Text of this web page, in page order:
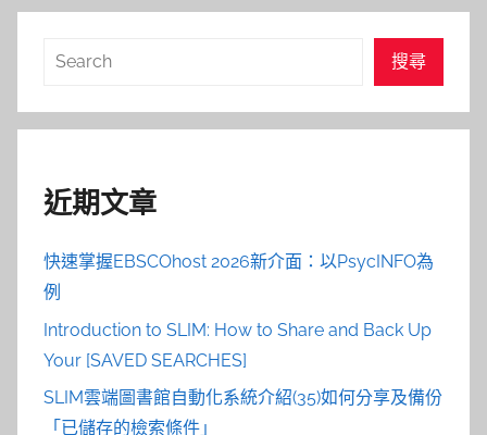
搜
搜尋
近期文章
快速掌握EBSCOhost 2026新介面：以PsycINFO為
例
Introduction to SLIM: How to Share and Back Up
Your [SAVED SEARCHES]
SLIM雲端圖書館自動化系統介紹(35)如何分享及備份
「已儲存的檢索條件」